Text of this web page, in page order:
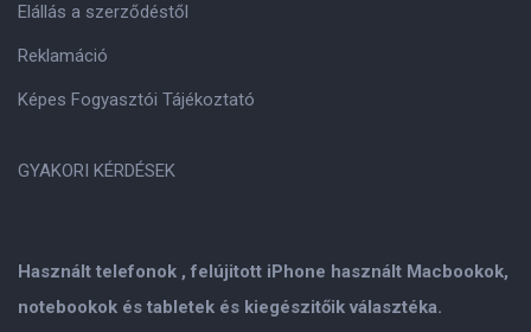
Használt telefonok , felújitott iPhone használt Macbookok,
notebookok és tabletek és kiegészitőik választéka.
Elállás a szerződéstől
Reklamáció
Képes Fogyasztói Tájékoztató
GYAKORI KÉRDÉSEK